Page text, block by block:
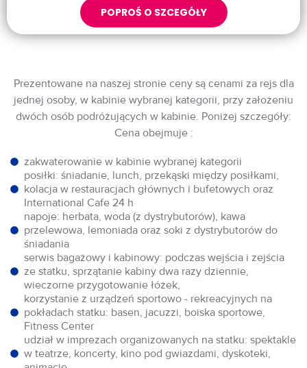
POPROŚ O SZCEGÓŁY
Prezentowane na naszej stronie ceny są cenami za rejs dla
jednej osoby, w kabinie wybranej kategorii, przy założeniu
dwóch osób podróżujących w kabinie. Poniżej szczegóły:
Cena obejmuje :
zakwaterowanie w kabinie wybranej kategorii
posiłki: śniadanie, lunch, przekąski między posiłkami,
kolacja w restauracjach głównych i bufetowych oraz
International Cafe 24 h
napoje: herbata, woda (z dystrybutorów), kawa
przelewowa, lemoniada oraz soki z dystrybutorów do
śniadania
serwis bagażowy i kabinowy: podczas wejścia i zejścia
ze statku, sprzątanie kabiny dwa razy dziennie,
wieczorne przygotowanie łóżek,
korzystanie z urządzeń sportowo - rekreacyjnych na
pokładach statku: basen, jacuzzi, boiska sportowe,
Fitness Center
udział w imprezach organizowanych na statku: spektakle
w teatrze, koncerty, kino pod gwiazdami, dyskoteki,